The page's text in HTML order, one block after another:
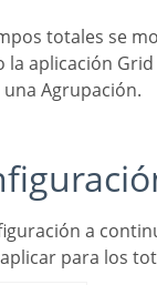
la aplicación
Agrupación.
para los